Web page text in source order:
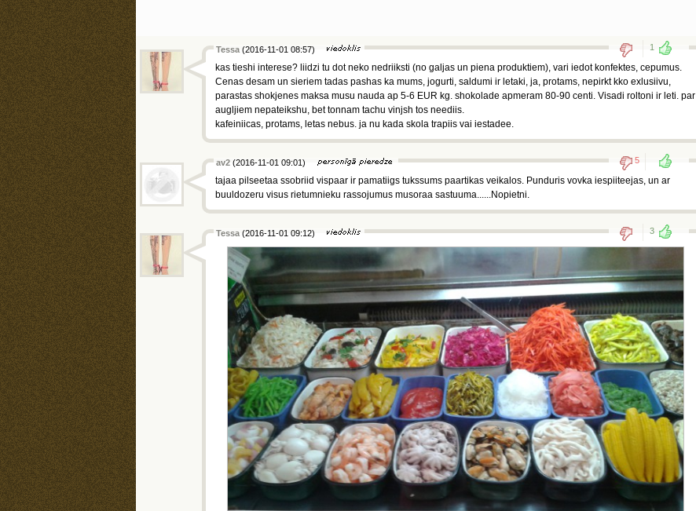
Tessa (2016-11-01 08:57) 1
kas tieshi interese? liidzi tu dot neko nedriiksti (no galjas un piena produktiem), vari iedot konfektes, cepumus.
Cenas desam un sieriem tadas pashas ka mums, jogurti, saldumi ir letaki, ja, protams, nepirkt kko exlusiivu,
parastas shokjenes maksa musu nauda ap 5-6 EUR kg. shokolade apmeram 80-90 centi. Visadi roltoni ir leti. par
augljiem nepateikshu, bet tonnam tachu vinjsh tos neediis.
kafeiniicas, protams, letas nebus. ja nu kada skola trapiis vai iestadee.
av2 (2016-11-01 09:01) 5
tajaa pilseetaa ssobriid vispaar ir pamatiigs tukssums paartikas veikalos. Punduris vovka iespiiteejas, un ar
buuldozeru visus rietumnieku rassojumus musoraa sastuuma......Nopietni.
Tessa (2016-11-01 09:12) 3